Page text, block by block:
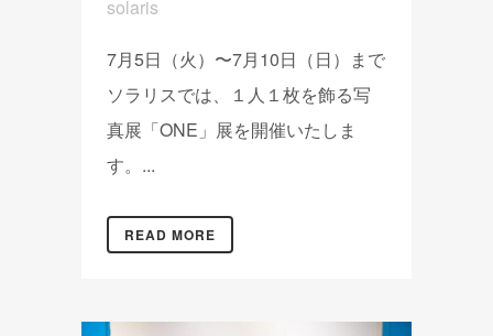
solaris
7月5日（火）〜7月10日（日）まで
ソラリスでは、１人１枚を飾る写
真展「ONE」展を開催いたしま
す。...
READ MORE